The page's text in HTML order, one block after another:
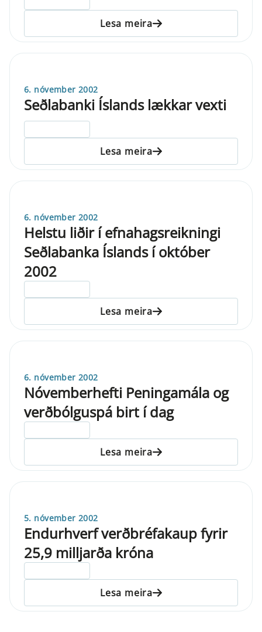
Lesa meira
6. nóvember 2002
Seðlabanki Íslands lækkar vexti
Lesa meira
6. nóvember 2002
Helstu liðir í efnahagsreikningi
Seðlabanka Íslands í október
2002
Lesa meira
6. nóvember 2002
Nóvemberhefti Peningamála og
verðbólguspá birt í dag
Lesa meira
5. nóvember 2002
Endurhverf verðbréfakaup fyrir
25,9 milljarða króna
Lesa meira